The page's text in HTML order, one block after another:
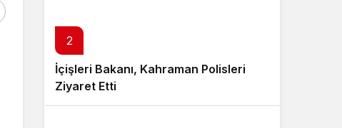
2
İçişleri Bakanı, Kahraman Polisleri
Ziyaret Etti